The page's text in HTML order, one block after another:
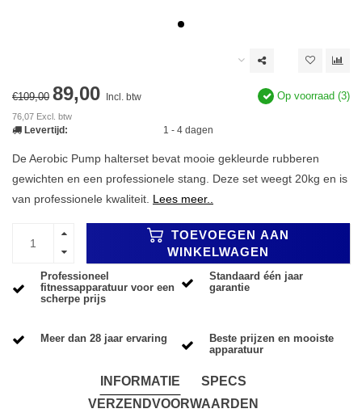
€109,00 89,00 Incl. btw
76,07 Excl. btw
Op voorraad (3)
Levertijd: 1 - 4 dagen
De Aerobic Pump halterset bevat mooie gekleurde rubberen
gewichten en een professionele stang. Deze set weegt 20kg en is
van professionele kwaliteit. Lees meer..
TOEVOEGEN AAN
WINKELWAGEN
Professioneel
fitnessapparatuur voor een
scherpe prijs
Standaard één jaar
garantie
Meer dan 28 jaar ervaring
Beste prijzen en mooiste
apparatuur
INFORMATIE
SPECS
VERZENDVOORWAARDEN